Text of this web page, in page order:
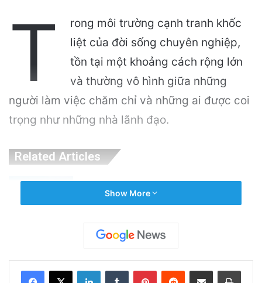
T
rong môi trường cạnh tranh khốc
liệt của đời sống chuyên nghiệp,
tồn tại một khoảng cách rộng lớn
và thường vô hình giữa những
người làm việc chăm chỉ và những ai được coi
trọng như những nhà lãnh đạo.
Related Articles
Lắng nghe tiếng nói nội tâm để nhận diện
thế giới bên ngoài
January 14, 2026
Show More
LinkedInTumblr PinterestReddit Share via Email Print